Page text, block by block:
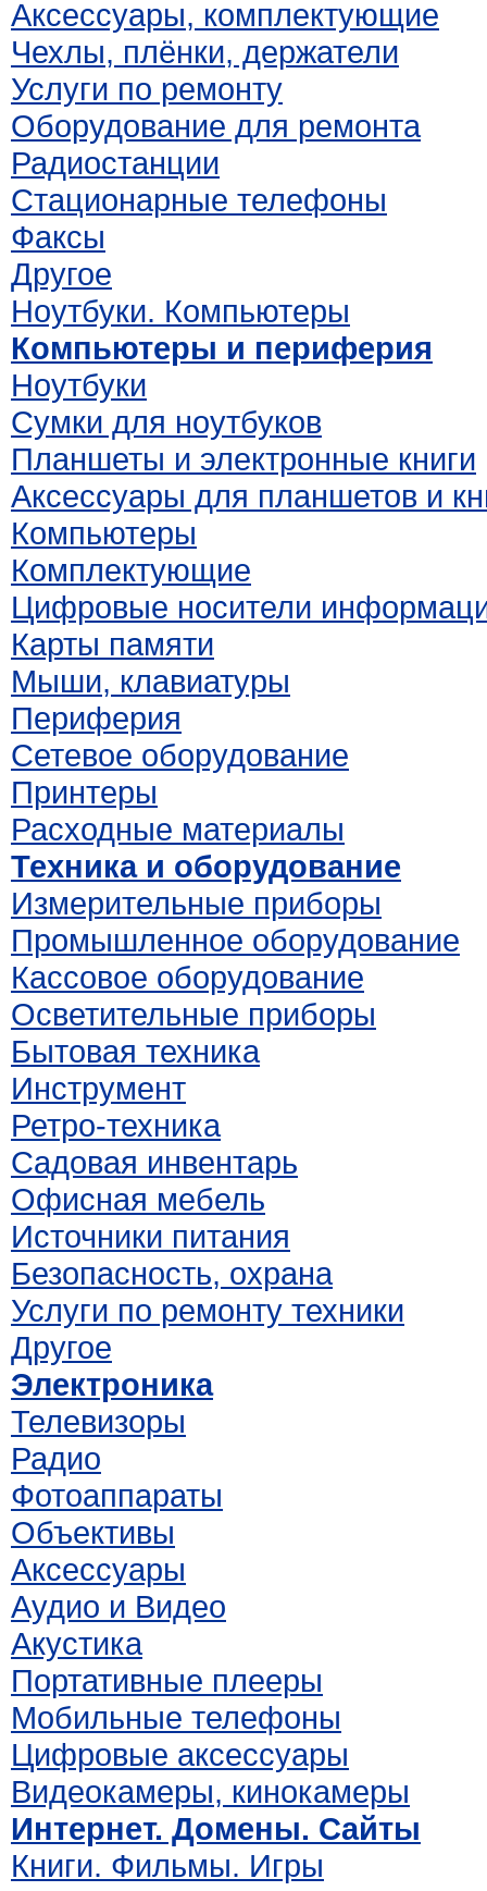
Аксессуары, комплектующие
Чехлы, плёнки, держатели
Услуги по ремонту
Оборудование для ремонта
Радиостанции
Стационарные телефоны
Факсы
Другое
Ноутбуки. Компьютеры
Компьютеры и периферия
Ноутбуки
Сумки для ноутбуков
Планшеты и электронные книги
Аксессуары для планшетов и
Компьютеры
Комплектующие
Цифровые носители
Карты памяти
Мыши, клавиатуры
Периферия
Сетевое оборудование
Принтеры
Расходные материалы
Техника и оборудование
Измерительные приборы
Промышленное оборудование
Кассовое оборудование
Осветительные приборы
Бытовая техника
Инструмент
Ретро-техника
Садовая инвентарь
Офисная мебель
Источники питания
Безопасность, охрана
Услуги по ремонту техники
Другое
Электроника
Телевизоры
Радио
Фотоаппараты
Объективы
Аксессуары
Аудио и Видео
Акустика
Портативные плееры
Мобильные телефоны
Цифровые аксессуары
Видеокамеры, кинокамеры
Интернет. Домены. Сайты
Книги. Фильмы. Игры